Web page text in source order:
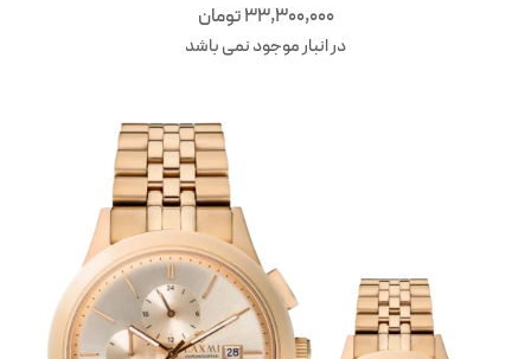
33,300,000تومان
در انبار موجود نمی باشد